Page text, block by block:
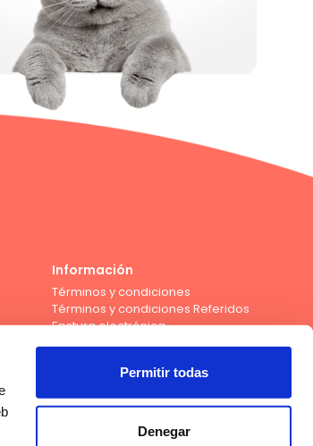
Permitir todas
Denegar
Información
Términos y condiciones
Términos y condiciones Referidos
Factura electrónica
de débito de los bancos